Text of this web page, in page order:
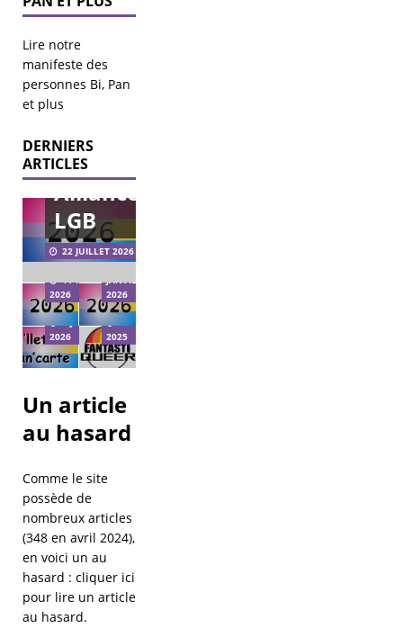
Lire notre
manifeste des
personnes Bi, Pan
et plus
DERNIERS
ARTICLES
Mise au
point
sur
Alliance
LGB
22 JUILLET 2026
Élections
municipales
LGBT+ à
l’échelle
municipale.
2026
Vœux
2026
21
2026
Bi’llet +
Pan’Carte
2026
8 JANVIER
2026
Bi’Cause
reçoit
Fantastiqueer
2025
Un article
au hasard
Comme le site
possède de
nombreux articles
(348 en avril 2024),
en voici un au
hasard : cliquer ici
pour lire un article
au hasard.